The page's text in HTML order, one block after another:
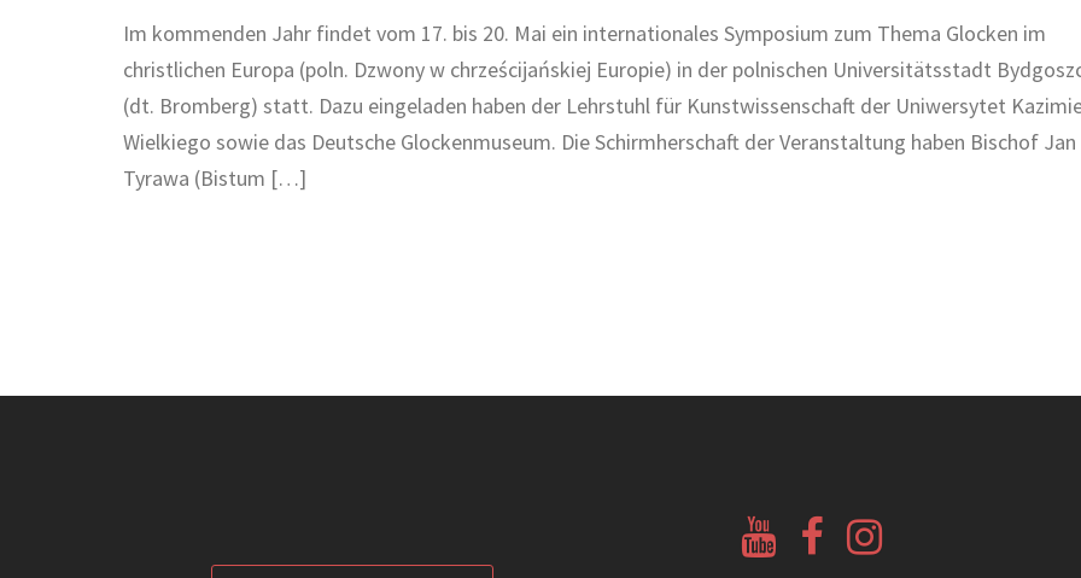
Im kommenden Jahr findet vom 17. bis 20. Mai ein internationales Symposium zum Thema Glocken im
christlichen Europa (poln. Dzwony w chrześcijańskiej Europie) in der polnischen Universitätsstadt
(dt. Bromberg) statt. Dazu eingeladen haben der Lehrstuhl für Kunstwissenschaft der Uniwersytet
Wielkiego sowie das Deutsche Glockenmuseum. Die Schirmherschaft der Veranstaltung haben Bischof Jan
Tyrawa (Bistum […]
Youtube
Glockenberatung
Facebook
Glockenbörse
Instagram
Glockenbörse